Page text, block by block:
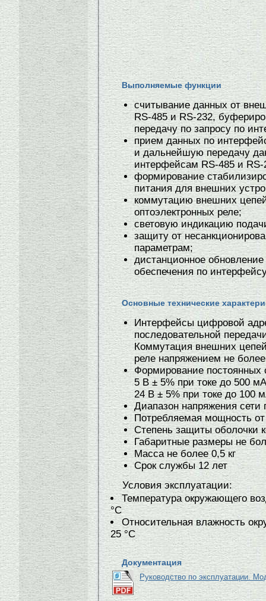
Выполняемые функции
считывание данных от
RS-485 и RS-232,
передачу по запросу по
прием данных по
и дальнейшую передачу
интерфейсам RS-485 и RS-
формирование
питания для внешних
коммутацию внешних
оптоэлектронных реле;
световую индикацию
защиту от
параметрам;
дистанционное обновление
обеспечения по
Основные технические
Интерфейсы цифровой
последовательной
Коммутация внешних
реле напряжением не
Формирование постоянных
5 В ± 5% при токе до 500
24 В ± 5% при токе до 100
Диапазон напряжения
Потребляемая мощность
Степень защиты оболочки
Габаритные размеры не
Масса не более 0,5 кг
Срок службы 12 лет
Условия эксплуатации:
Температура окружающего
°С
Относительная влажность
25 °С
Документация
Руководство по эксплуатации.